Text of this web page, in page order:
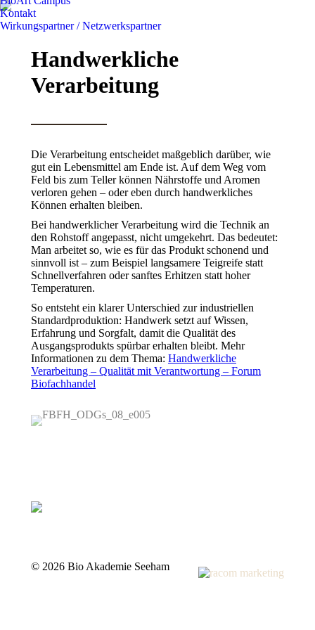
Kontakt
Wirkungspartner / Netzwerkspartner
Handwerkliche
Verarbeitung
Die Verarbeitung entscheidet maßgeblich darüber, wie
gut ein Lebensmittel am Ende ist. Auf dem Weg vom
Feld bis zum Teller können Nährstoffe und Aromen
verloren gehen – oder eben durch handwerkliches
Können erhalten bleiben.
Bei handwerklicher Verarbeitung wird die Technik an
den Rohstoff angepasst, nicht umgekehrt. Das bedeutet:
Man arbeitet so, wie es für das Produkt schonend und
sinnvoll ist – zum Beispiel langsamere Teigreife statt
Schnellverfahren oder sanftes Erhitzen statt hoher
Temperaturen.
So entsteht ein klarer Unterschied zur industriellen
Standardproduktion: Handwerk setzt auf Wissen,
Erfahrung und Sorgfalt, damit die Qualität des
Ausgangsprodukts spürbar erhalten bleibt. Mehr
Informationen zu dem Thema: Handwerkliche
Verarbeitung – Qualität mit Verantwortung – Forum
Biofachhandel
© 2026 Bio Akademie Seeham